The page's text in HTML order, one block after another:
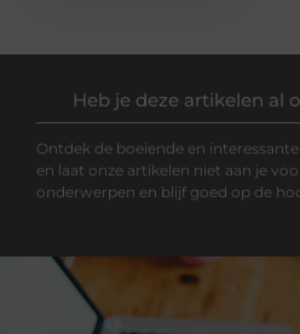
Heb je deze artikelen al
Ontdek de boeiende en
en laat onze artikelen niet aan je
onderwerpen en blijf goed op de